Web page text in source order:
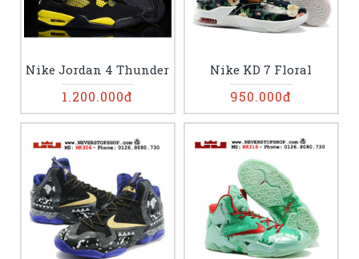
Nike Jordan 4 Thunder
1.200.000đ
Nike KD 7 Floral
950.000đ